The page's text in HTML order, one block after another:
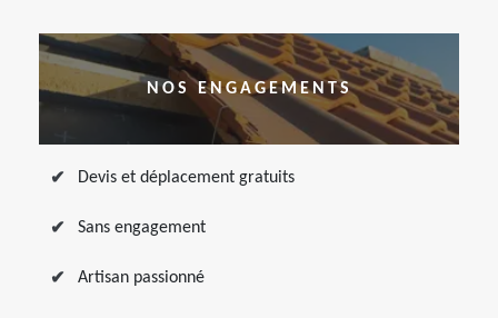
NOS ENGAGEMENTS
Devis et déplacement gratuits
Sans engagement
Artisan passionné